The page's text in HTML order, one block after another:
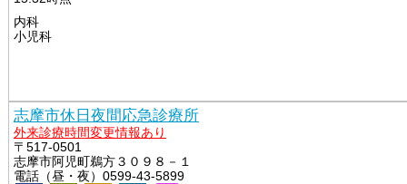
内科
小児科
志摩市休日夜間応急診療所
外来診療時間変更情報あり
〒517-0501
志摩市阿児町鵜方３０９８－１
電話（昼・夜）0599-43-5899